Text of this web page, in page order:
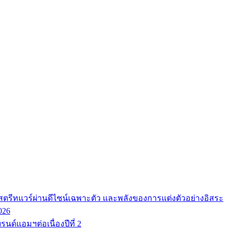
สตรีทแวร์ผ่านดีไซน์เฉพาะตัว และพลังของการแต่งตัวอย่างอิสระ
นด์แอมฯต่อเนื่องปีที่ 2